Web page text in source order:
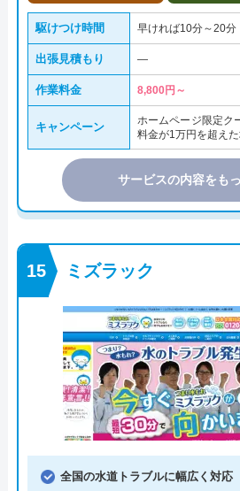
駆けつけ時間 早ければ10分～20分
出張見積もり ―
作業料金 8,800円～
キャンペーン
ホームページ限定ク
料金が1万円を超えた
サービスの内容をも
ミズラック
全国の水道トラブルに幅広く対応